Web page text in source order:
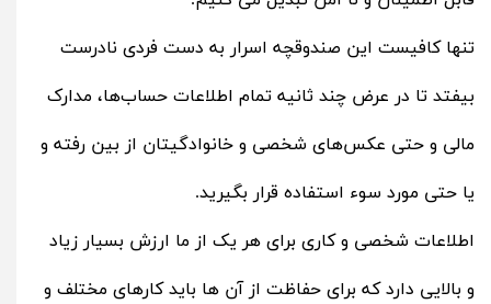
تنها کافیست این صندوقچه اسرار به دست فردی نادرست
بیفتد تا در عرض چند ثانیه‌ تمام اطلاعات حساب‌ها، مدارک
مالی و حتی عکس‌های شخصی و خانوادگیتان از بین رفته و
یا حتی مورد سوء استفاده قرار بگیرید.
اطلاعات شخصی و کاری برای هر یک از ما ارزش بسیار زیاد
و بالایی دارد که برای حفاظت از آن ها باید کارهای مختلف و